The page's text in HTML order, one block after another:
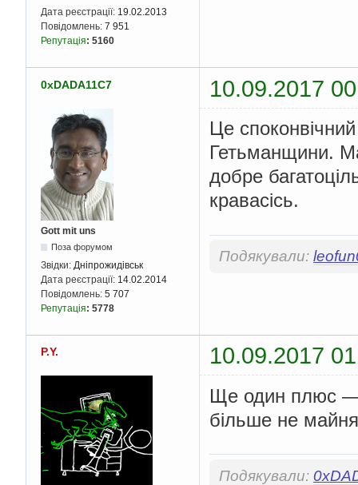
Дата реєстрації: 19.02.2013
Повідомлень: 7 951
Репутація: 5160
0xDADA11C7 10.09.2017
Gott mit uns
Поза форумом
Звідки: Дніпрожидівськ
Дата реєстрації: 14.02.2014
Повідомлень: 5 707
Репутація: 5778
Це
Гетьманщини.
добре
кравасісь.
Подякували:
P.Y. 10.09.2017
Ще один плюс —
більше не
Подякували: